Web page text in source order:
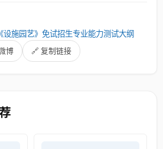
施园艺》免试招生专业能力测试大纲
博 🔗 复制链接